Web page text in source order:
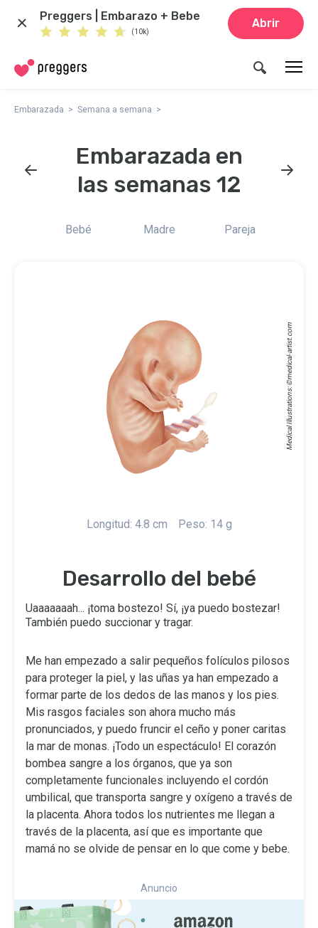
Preggers | Embarazo + Bebe
(10k)
Abrir
Embarazada Semana a semana
Embarazada en
las semanas 12
Bebé Madre Pareja
Medical Illustrations: ©
medical-artist.com
Longitud: 4.8 cm Peso: 14 g
Desarrollo del bebé
Uaaaaaaah... ¡toma bostezo! Sí, ¡ya puedo bostezar!
También puedo succionar y tragar.
Me han empezado a salir pequeños folículos pilosos
para proteger la piel, y las uñas ya han empezado a
formar parte de los dedos de las manos y los pies.
Mis rasgos faciales son ahora mucho más
pronunciados, y puedo fruncir el ceño y poner caritas
la mar de monas. ¡Todo un espectáculo! El corazón
bombea sangre a los órganos, que ya son
completamente funcionales incluyendo el cordón
umbilical, que transporta sangre y oxígeno a través de
la placenta. Ahora todos los nutrientes me llegan a
través de la placenta, así que es importante que
mamá no se olvide de pensar en lo que come y bebe.
Anuncio